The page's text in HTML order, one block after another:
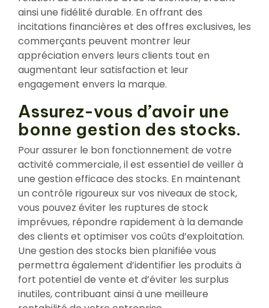
ainsi une fidélité durable. En offrant des
incitations financières et des offres exclusives, les
commerçants peuvent montrer leur
appréciation envers leurs clients tout en
augmentant leur satisfaction et leur
engagement envers la marque.
Assurez-vous d’avoir une
bonne gestion des stocks.
Pour assurer le bon fonctionnement de votre
activité commerciale, il est essentiel de veiller à
une gestion efficace des stocks. En maintenant
un contrôle rigoureux sur vos niveaux de stock,
vous pouvez éviter les ruptures de stock
imprévues, répondre rapidement à la demande
des clients et optimiser vos coûts d’exploitation.
Une gestion des stocks bien planifiée vous
permettra également d’identifier les produits à
fort potentiel de vente et d’éviter les surplus
inutiles, contribuant ainsi à une meilleure